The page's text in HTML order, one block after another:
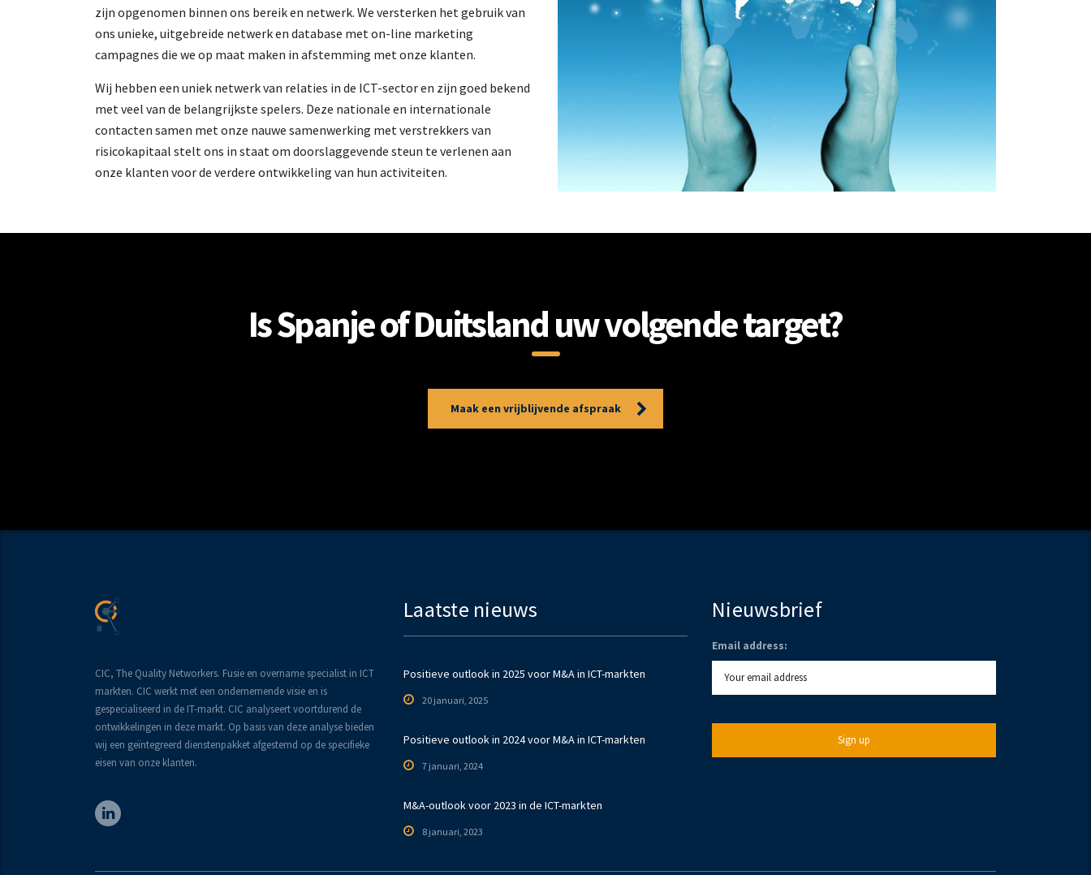
zijn opgenomen binnen ons bereik en netwerk. We versterken het gebruik van
ons unieke, uitgebreide netwerk en database met on-line marketing
campagnes die we op maat maken in afstemming met onze klanten.
Wij hebben een uniek netwerk van relaties in de ICT-sector en zijn goed bekend
met veel van de belangrijkste spelers. Deze nationale en internationale
contacten samen met onze nauwe samenwerking met verstrekkers van
risicokapitaal stelt ons in staat om doorslaggevende steun te verlenen aan
onze klanten voor de verdere ontwikkeling van hun activiteiten.
Is Spanje of Duitsland uw volgende target?
Maak een vrijblijvende afspraak
CIC, The Quality Networkers. Fusie en overname specialist in ICT
markten. CIC werkt met een ondernemende visie en is
gespecialiseerd in de IT-markt. CIC analyseert voortdurend de
ontwikkelingen in deze markt. Op basis van deze analyse bieden
wij een geïntegreerd dienstenpakket afgestemd op de specifieke
eisen van onze klanten.
Laatste nieuws
Positieve outlook in 2025 voor M&A in ICT-markten
20 januari, 2025
Positieve outlook in 2024 voor M&A in ICT-markten
7 januari, 2024
M&A-outlook voor 2023 in de ICT-markten
8 januari, 2023
Nieuwsbrief
Email address: